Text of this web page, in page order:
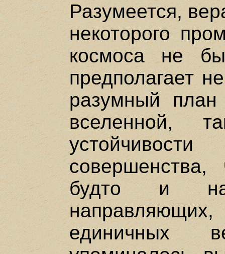
Разумеется,
некоторого
космоса не
предполагает
разумный
вселенной,
будто и
единичных